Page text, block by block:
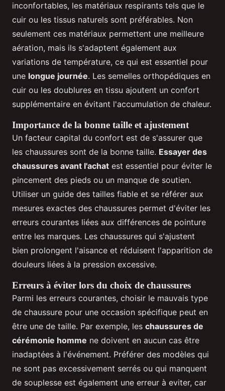
inconfortables, les matériaux respirants tels que le
cuir ou les tissus naturels sont préférables. Non
seulement ces matériaux permettent une meilleure
aération, mais ils s'adaptent également aux
variations de température, ce qui est essentiel pour
une longue journée. Les semelles orthopédiques en
cuir ou les doublures en tissu ajoutent un confort
supplémentaire en évitant l'accumulation de chaleur.
Importance de la bonne taille et ajustement
Un facteur capital du confort est de s'assurer que
les chaussures sont de la bonne taille. Essayer des
chaussures avant l'achat est essentiel pour éviter le
pincement des pieds ou un manque de soutien.
Utiliser un guide des tailles fiable et se référer aux
mesures exactes des chaussures permet d'éviter les
erreurs courantes liées aux différences de pointure
entre les marques. Les chaussures qui s'ajustent
bien prolongent l'aisance et réduisent l'apparition de
douleurs liées à la pression excessive.
Erreurs à éviter lors du choix de chaussures
Parmi les erreurs courantes, choisir le mauvais type
de chaussure pour une occasion spécifique peut en
être une de taille. Par exemple, les chaussures de
cérémonie homme ne doivent en aucun cas être
inadaptées à l'événement. Préférer des modèles qui
ne sont pas excessivement serrés ou qui manquent
de souplesse est également une erreur à eviter, car